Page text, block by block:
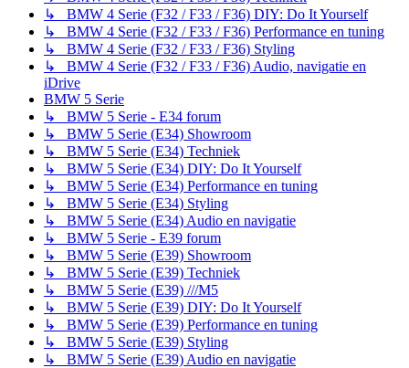
↳ BMW 4 Serie (F32 / F33 / F36) DIY: Do It Yourself
↳ BMW 4 Serie (F32 / F33 / F36) Performance en tuning
↳ BMW 4 Serie (F32 / F33 / F36) Styling
↳ BMW 4 Serie (F32 / F33 / F36) Audio, navigatie en
iDrive
BMW 5 Serie
↳ BMW 5 Serie - E34 forum
↳ BMW 5 Serie (E34) Showroom
↳ BMW 5 Serie (E34) Techniek
↳ BMW 5 Serie (E34) DIY: Do It Yourself
↳ BMW 5 Serie (E34) Performance en tuning
↳ BMW 5 Serie (E34) Styling
↳ BMW 5 Serie (E34) Audio en navigatie
↳ BMW 5 Serie - E39 forum
↳ BMW 5 Serie (E39) Showroom
↳ BMW 5 Serie (E39) Techniek
↳ BMW 5 Serie (E39) ///M5
↳ BMW 5 Serie (E39) DIY: Do It Yourself
↳ BMW 5 Serie (E39) Performance en tuning
↳ BMW 5 Serie (E39) Styling
↳ BMW 5 Serie (E39) Audio en navigatie